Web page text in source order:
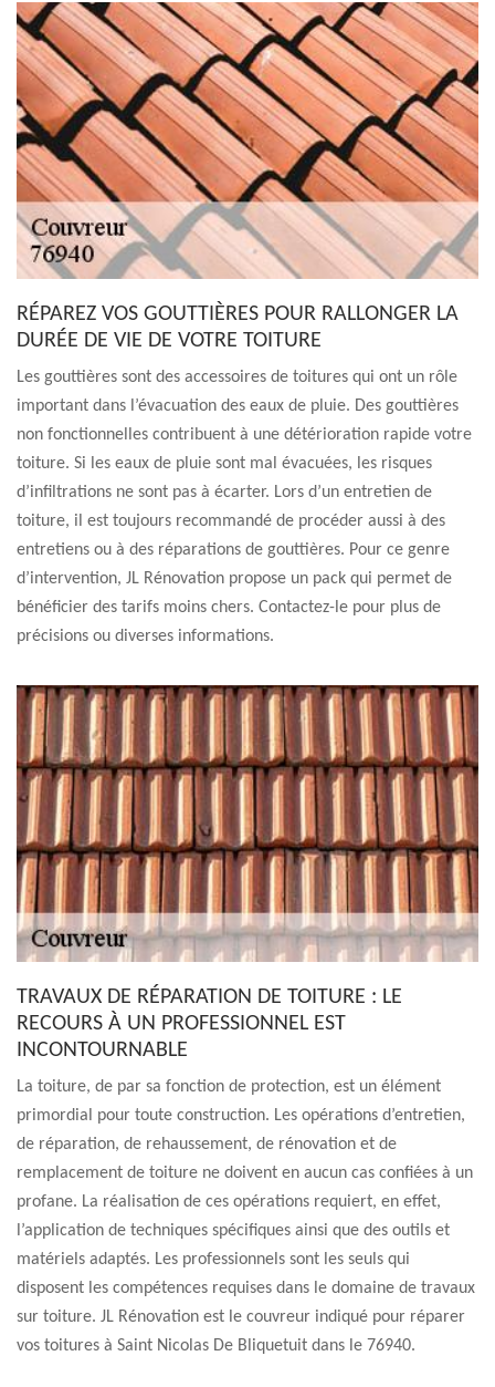
RÉPAREZ VOS GOUTTIÈRES POUR RALLONGER LA
DURÉE DE VIE DE VOTRE TOITURE
Les gouttières sont des accessoires de toitures qui ont un rôle
important dans l’évacuation des eaux de pluie. Des gouttières
non fonctionnelles contribuent à une détérioration rapide votre
toiture. Si les eaux de pluie sont mal évacuées, les risques
d’infiltrations ne sont pas à écarter. Lors d’un entretien de
toiture, il est toujours recommandé de procéder aussi à des
entretiens ou à des réparations de gouttières. Pour ce genre
d’intervention, JL Rénovation propose un pack qui permet de
bénéficier des tarifs moins chers. Contactez-le pour plus de
précisions ou diverses informations.
TRAVAUX DE RÉPARATION DE TOITURE : LE
RECOURS À UN PROFESSIONNEL EST
INCONTOURNABLE
La toiture, de par sa fonction de protection, est un élément
primordial pour toute construction. Les opérations d’entretien,
de réparation, de rehaussement, de rénovation et de
remplacement de toiture ne doivent en aucun cas confiées à un
profane. La réalisation de ces opérations requiert, en effet,
l’application de techniques spécifiques ainsi que des outils et
matériels adaptés. Les professionnels sont les seuls qui
disposent les compétences requises dans le domaine de travaux
sur toiture. JL Rénovation est le couvreur indiqué pour réparer
vos toitures à Saint Nicolas De Bliquetuit dans le 76940.